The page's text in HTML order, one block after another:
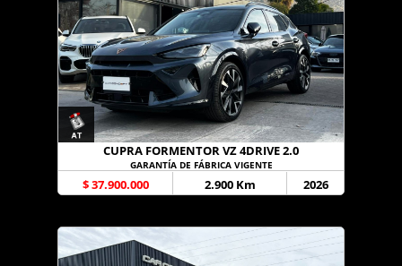
CUPRA FORMENTOR VZ 4DRIVE 2.0
GARANTÍA DE FÁBRICA VIGENTE
$ 37.900.000 2.900 Km 2026